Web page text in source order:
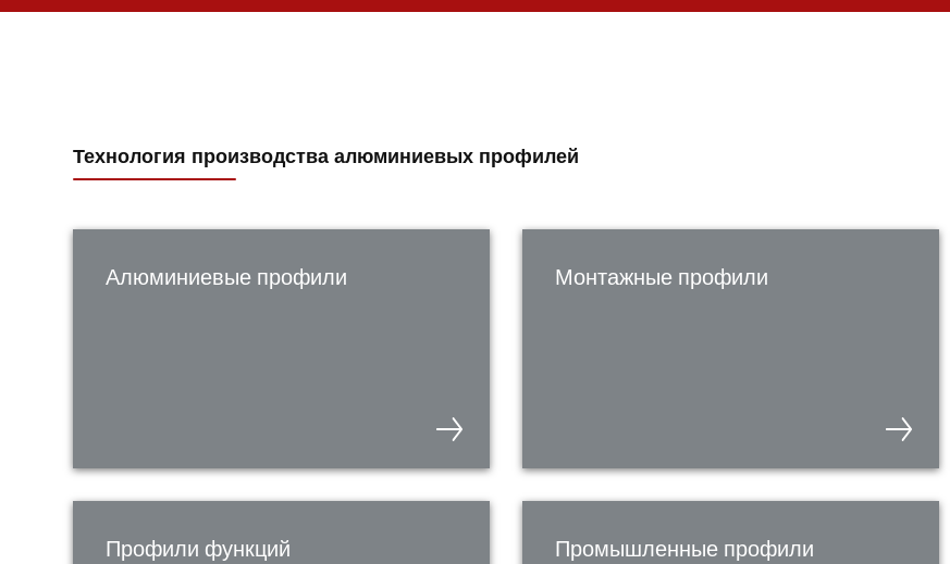
Технология производства алюминиевых профилей
Алюминиевые профили Монтажные профили
Профили функций Промышленные профили